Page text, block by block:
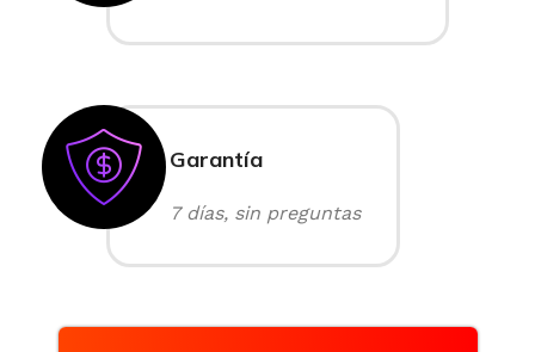
Garantía
7 días, sin preguntas